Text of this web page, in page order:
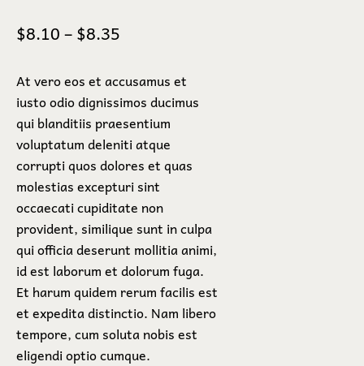
$8.10–$8.35
At vero eos et accusamus et
iusto odio dignissimos ducimus
qui blanditiis praesentium
voluptatum deleniti atque
corrupti quos dolores et quas
molestias excepturi sint
occaecati cupiditate non
provident, similique sunt in culpa
qui officia deserunt mollitia animi,
id est laborum et dolorum fuga.
Et harum quidem rerum facilis est
et expedita distinctio. Nam libero
tempore, cum soluta nobis est
eligendi optio cumque.